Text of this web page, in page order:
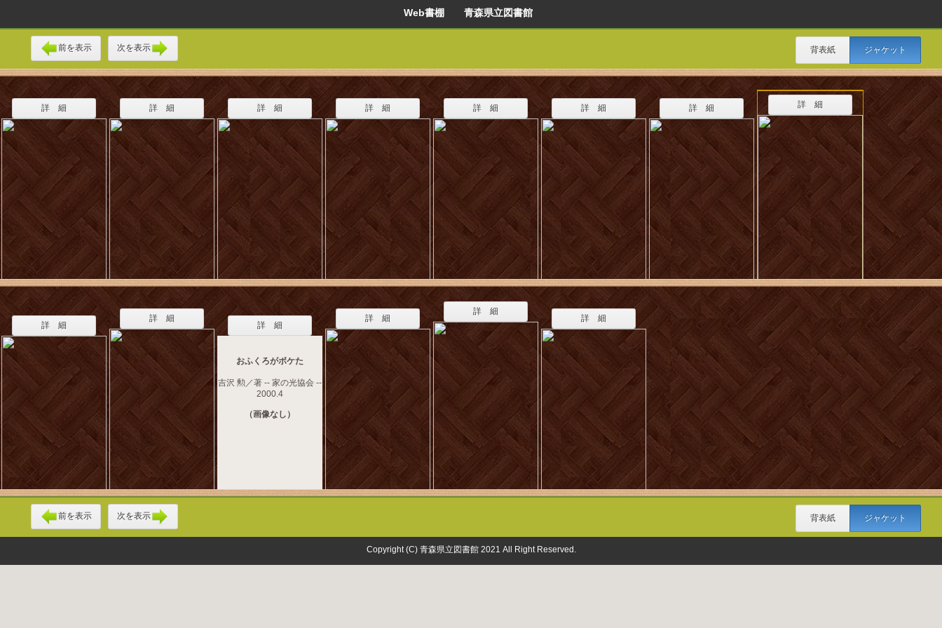
Web書棚 青森県立図書館
前を表示 次を表示 背表紙 ジャケット
詳 細 詳 細 詳 細 詳 細 詳 細 詳 細 詳 細 詳 細
詳 細
詳 細
詳 細
おふくろがボケた
吉沢 勲／著 -- 家の光協会 --
2000.4
（画像なし）
詳 細
詳 細
詳 細
前を表示 次を表示 背表紙 ジャケット
Copyright (C) 青森県立図書館 2021 All Right Reserved.